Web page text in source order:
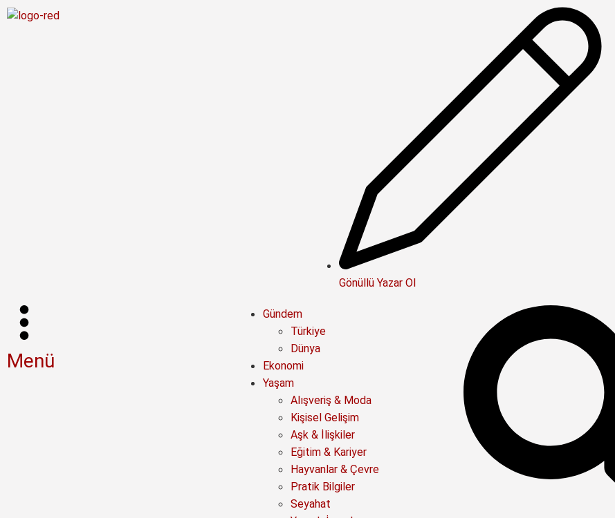
Gönüllü Yazar Ol
Menü
Gündem
Türkiye
Dünya
Ekonomi
Yaşam
Alışveriş & Moda
Kişisel Gelişim
Aşk & İlişkiler
Eğitim & Kariyer
Hayvanlar & Çevre
Pratik Bilgiler
Seyahat